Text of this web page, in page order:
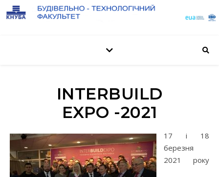
INTERBUILD
EXPO -2021
17 і 18
березня
2021 року